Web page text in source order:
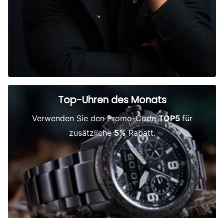
Top-Uhren des Monats
Verwenden Sie den Promo-CodeTOP5 für
zusätzliche5%Rabatt.